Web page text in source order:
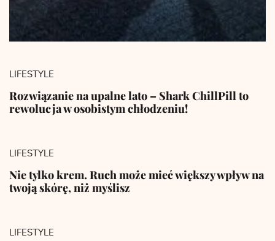
LIFESTYLE
Rozwiązanie na upalne lato – Shark ChillPill to
rewolucja w osobistym chłodzeniu!
LIFESTYLE
Nie tylko krem. Ruch może mieć większy wpływ na
twoją skórę, niż myślisz
LIFESTYLE